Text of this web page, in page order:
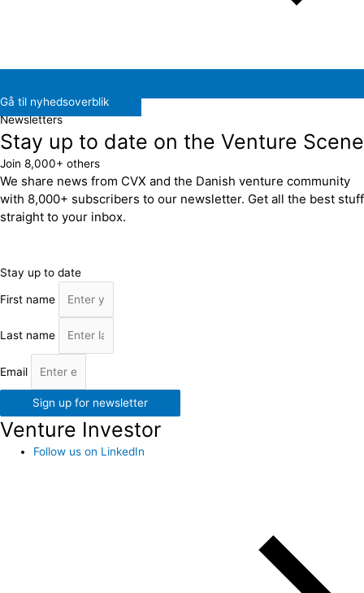
Gå til nyhedsoverblik
Newsletters
Stay up to date on the Venture Scene
Join 8,000+ others
We share news from CVX and the Danish venture community
with 8,000+ subscribers to our newsletter. Get all the best stuff
straight to your inbox.
Stay up to date
First name
Last name
Email
Sign up for newsletter
Venture Investor
Follow us on LinkedIn